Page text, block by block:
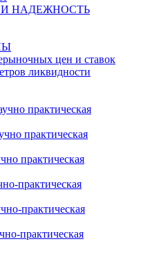
НАДЕЖНОСТЬ
цен и ставок
ликвидности
практическая
практическая
практическая
практическая
практическая
практическая